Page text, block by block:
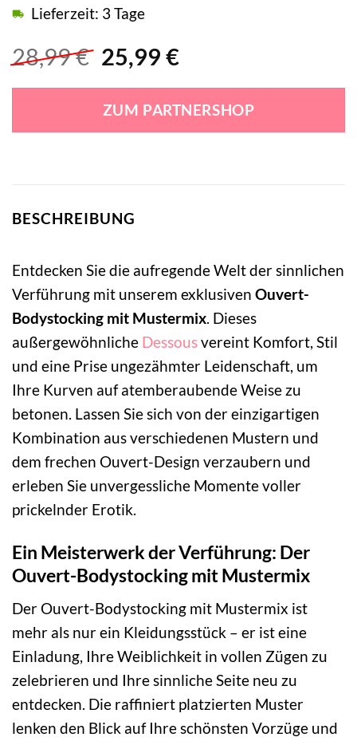
28,99€ Ursprünglicher
war:
28,99 €
25,99 €Aktueller
ist:
25,99 €.
Lieferzeit: 3 Tage
ZUM PARTNERSHOP
BESCHREIBUNG
Entdecken Sie die aufregende Welt der sinnlichen
Verführung mit unserem exklusiven Ouvert-
Bodystocking mit Mustermix . Dieses
außergewöhnliche Dessousvereint Komfort, Stil
und eine Prise ungezähmter Leidenschaft, um
Ihre Kurven auf atemberaubende Weise zu
betonen. Lassen Sie sich von der einzigartigen
Kombination aus verschiedenen Mustern und
dem frechen Ouvert-Design verzaubern und
erleben Sie unvergessliche Momente voller
prickelnder Erotik.
Ein Meisterwerk der Verführung: Der
Ouvert-Bodystocking mit Mustermix
Der Ouvert-Bodystocking mit Mustermix ist
mehr als nur ein Kleidungsstück – er ist eine
Einladung, Ihre Weiblichkeit in vollen Zügen zu
zelebrieren und Ihre sinnliche Seite neu zu
entdecken. Die raffiniert platzierten Muster
lenken den Blick auf Ihre schönsten Vorzüge und